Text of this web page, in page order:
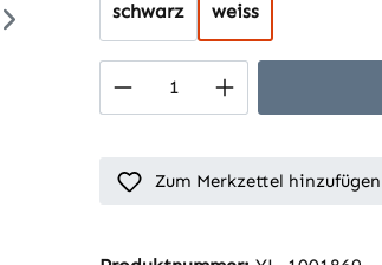
schwarz weiss
Produkt Anzahl:
Zum Merkzettel hinzufügen